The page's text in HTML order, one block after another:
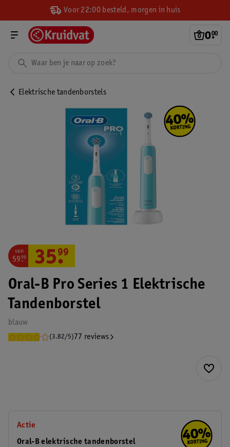
Voor 22:00 besteld, morgen in huis
0.
00
Elektrische tandenborstels
Oral-B Pro Series 1 Elektrische
Tandenborstel
blauw
(3.82/5) 77 reviews
van
59.
99 35.
99
Actie
Oral-B elektrische tandenborstel